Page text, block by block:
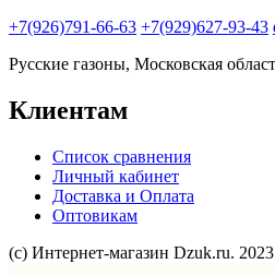
+7(926)791-66-63 +7(929)627-93-43
Русские газоны, Московская
Клиентам
Список сравнения
Личный кабинет
Доставка и Оплата
Оптовикам
(с) Интернет-магазин Dzuk.ru. 2023